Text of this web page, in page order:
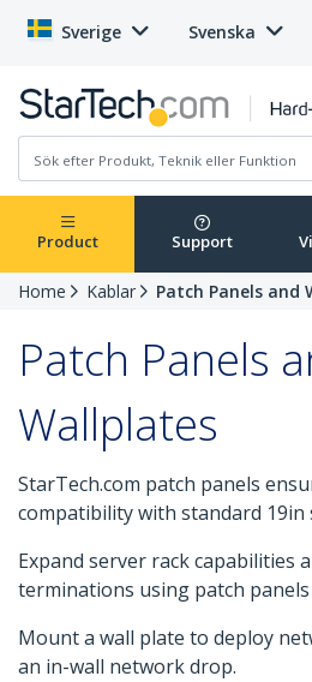
Sverige Svenska
Product Support
Home Kablar Patch Panels and
Patch Panels
Wallplates
StarTech.com patch panels
compatibility with standard 19in
Expand server rack capabilities
terminations using patch panels
Mount a wall plate to deploy
an in-wall network drop.